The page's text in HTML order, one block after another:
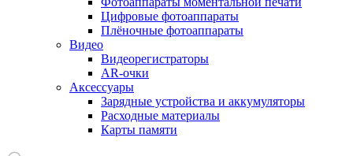
Цифровые фотоаппараты
Плёночные фотоаппараты
Видео
Видеорегистраторы
AR-очки
Аксессуары
Зарядные устройства и аккумуляторы
Расходные материалы
Карты памяти